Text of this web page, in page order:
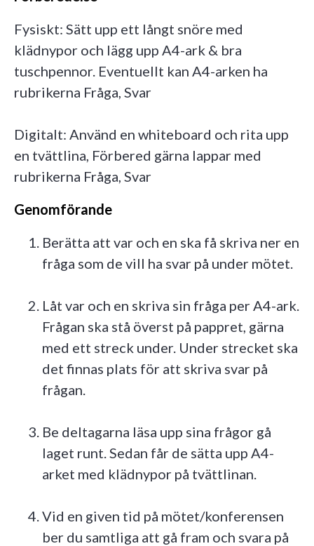
Fysiskt: Sätt upp ett långt snöre med
klädnypor och lägg upp A4-ark & bra
tuschpennor. Eventuellt kan A4-arken ha
rubrikerna Fråga, Svar
Digitalt: Använd en whiteboard och rita upp
en tvättlina, Förbered gärna lappar med
rubrikerna Fråga, Svar
Genomförande
Berätta att var och en ska få skriva ner en
fråga som de vill ha svar på under mötet.
Låt var och en skriva sin fråga per A4-ark.
Frågan ska stå överst på pappret, gärna
med ett streck under. Under strecket ska
det finnas plats för att skriva svar på
frågan.
Be deltagarna läsa upp sina frågor gå
laget runt. Sedan får de sätta upp A4-
arket med klädnypor på tvättlinan.
Vid en given tid på mötet/konferensen
ber du samtliga att gå fram och svara på